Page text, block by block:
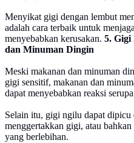
Menyikat gigi dengan lembut
adalah cara terbaik untuk menjaga
menyebabkan kerusakan. 5.
dan Minuman Dingin
Meski makanan dan minuman
gigi sensitif, makanan dan
dapat menyebabkan reaksi
Selain itu, gigi ngilu dapat dipicu
menggertakkan gigi, atau
yang berlebihan.